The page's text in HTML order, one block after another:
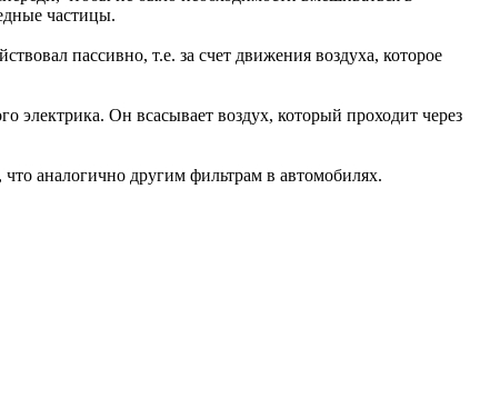
частицы.
пассивно, т.е. за счет движения воздуха, которое
электрика. Он всасывает воздух, который проходит через
аналогично другим фильтрам в автомобилях.